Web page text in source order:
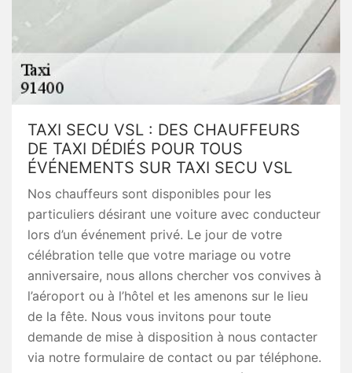
TAXI SECU VSL : DES CHAUFFEURS
DE TAXI DÉDIÉS POUR TOUS
ÉVÉNEMENTS SUR TAXI SECU VSL
Nos chauffeurs sont disponibles pour les
particuliers désirant une voiture avec conducteur
lors d’un événement privé. Le jour de votre
célébration telle que votre mariage ou votre
anniversaire, nous allons chercher vos convives à
l’aéroport ou à l’hôtel et les amenons sur le lieu
de la fête. Nous vous invitons pour toute
demande de mise à disposition à nous contacter
via notre formulaire de contact ou par téléphone.